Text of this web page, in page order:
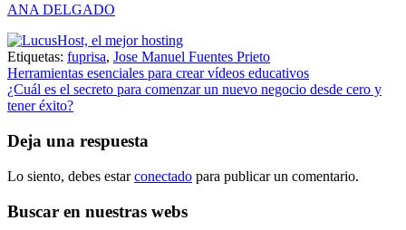
ANA DELGADO
Etiquetas: fuprisa, Jose Manuel Fuentes Prieto
Navegación
de
Herramientas esenciales para crear vídeos educativos
¿Cuál es el secreto para comenzar un nuevo negocio desde cero y
tener éxito?
Deja una respuesta
Lo siento, debes estarconectado para publicar un comentario.
Buscar en nuestras webs